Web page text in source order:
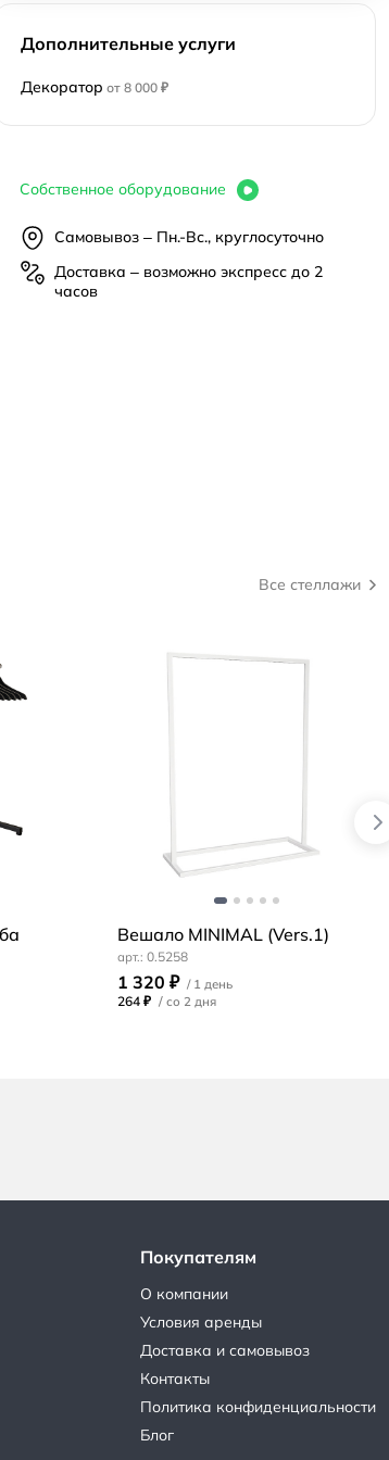
Дополнительные услуги
Декоратор от 8 000 ₽
Собственное оборудование
Самовывоз – Пн.-Вс., круглосуточно
Доставка – возможно экспресс до 2
часов
Все стеллажи
Вешало MINIMAL (Vers.1)
0.5258
1 320 ₽
264 ₽ /
Покупателям
О компании
Условия аренды
Доставка и самовывоз
Контакты
Политика конфиденциальности
Блог